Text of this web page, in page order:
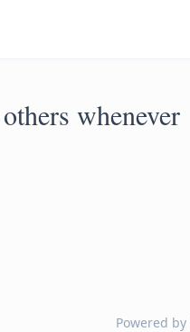
whenever
Powered by